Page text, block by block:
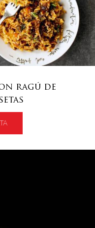
ragú de